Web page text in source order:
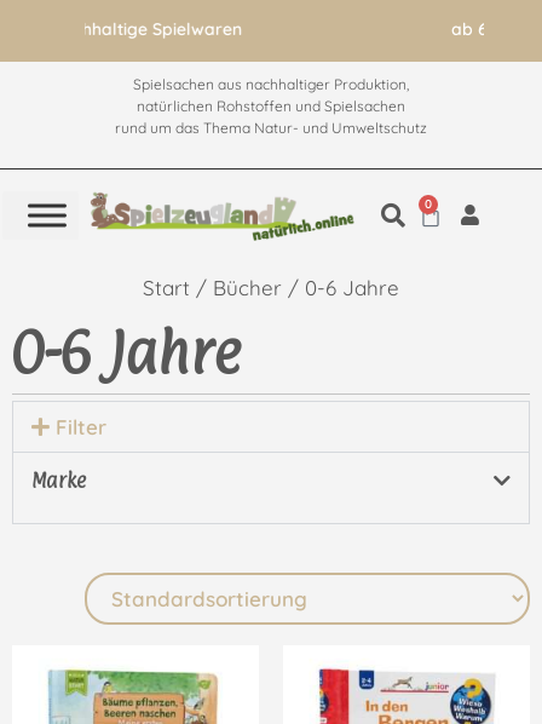
ab 60€ versandkostenfrei
Spielsachen aus nachhaltiger Produktion,
natürlichen Rohstoffen und Spielsachen
rund um das Thema Natur- und Umweltschutz
0
Start / Bücher / 0-6 Jahre
0-6 Jahre
Filter
Marke